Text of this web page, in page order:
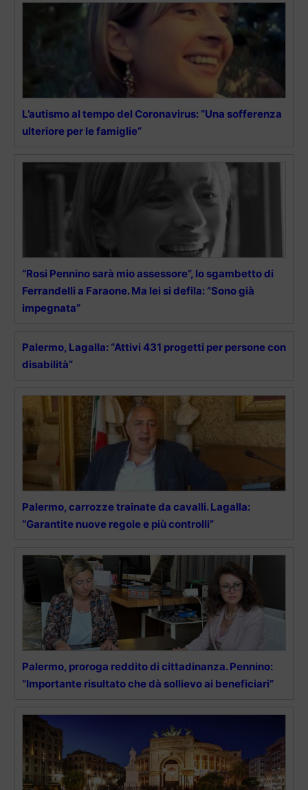
L’autismo al tempo del Coronavirus: “Una sofferenza
ulteriore per le famiglie”
“Rosi Pennino sarà mio assessore”, lo sgambetto di
Ferrandelli a Faraone. Ma lei si defila: “Sono già
impegnata”
Palermo, Lagalla: “Attivi 431 progetti per persone con
disabilità”
Palermo, carrozze trainate da cavalli. Lagalla:
“Garantite nuove regole e più controlli”
Palermo, proroga reddito di cittadinanza. Pennino:
“Importante risultato che dà sollievo ai beneficiari”